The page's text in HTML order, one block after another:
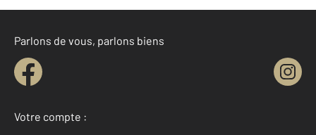
Parlons de vous, parlons biens
Votre compte :